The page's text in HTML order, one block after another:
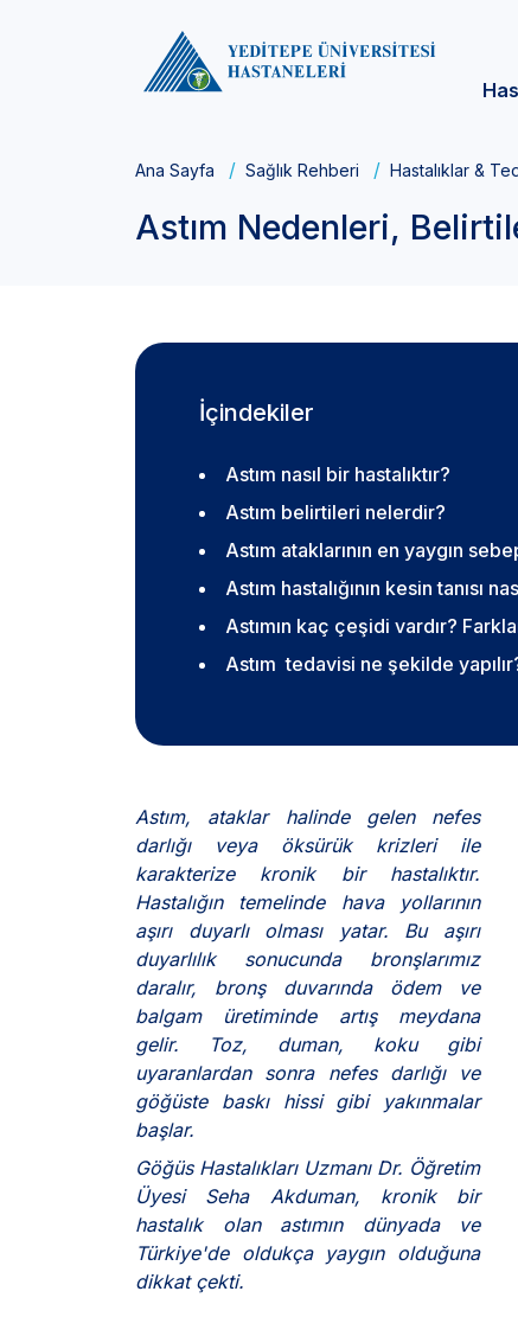
Ana Sayfa Sağlık Rehberi Hastalıklar &
Astım Nedenleri,
İçindekiler
Astım nasıl bir hastalıktır?
Astım belirtileri nelerdir?
Astım ataklarının en yaygın
Astım hastalığının kesin tanısı
Astımın kaç çeşidi vardır?
Astım tedavisi ne şekilde
Astım, ataklar halinde gelen nefes
darlığı veya öksürük krizleri ile
karakterize kronik bir hastalıktır.
Hastalığın temelinde hava yollarının
aşırı duyarlı olması yatar. Bu aşırı
duyarlılık sonucunda bronşlarımız
daralır, bronş duvarında ödem ve
balgam üretiminde artış meydana
gelir. Toz, duman, koku gibi
uyaranlardan sonra nefes darlığı ve
göğüste baskı hissi gibi yakınmalar
başlar.
Göğüs Hastalıkları Uzmanı Dr. Öğretim
Üyesi Seha Akduman, kronik bir
hastalık olan astımın dünyada ve
Türkiye'de oldukça yaygın olduğuna
dikkat çekti.